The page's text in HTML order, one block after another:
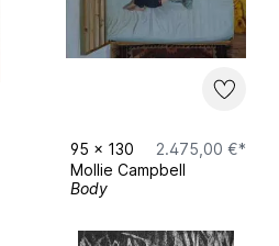
95 x 130
2.475,00 €*
Mollie Campbell
Body